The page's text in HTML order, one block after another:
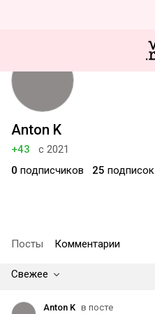
Anton K
+43
с 2021
0 подписчиков 25 подписок
Посты Комментарии
Свежее
Anton K в посте